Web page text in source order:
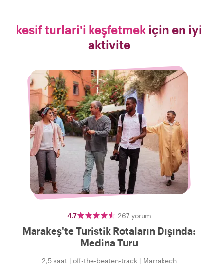
kesif turlari'i keşfetmek için en iyi
aktivite
4.7 267 yorum
Marakeş'te Turistik Rotaların Dışında:
Medina Turu
2,5 saat| off-the-beaten-track| Marrakech